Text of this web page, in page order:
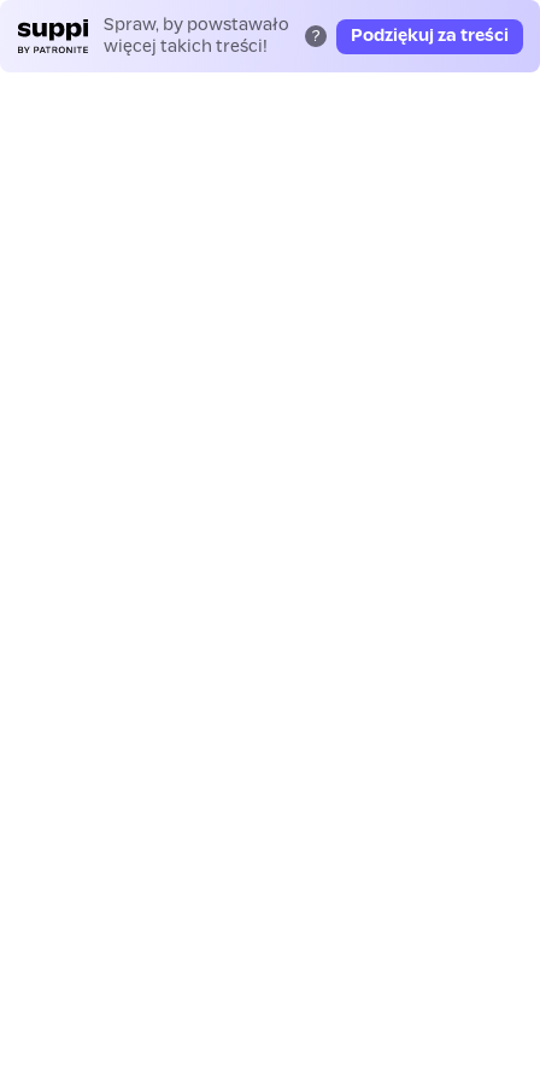
Spraw, by powstawało
więcej takich treści!
? Podziękuj za treści